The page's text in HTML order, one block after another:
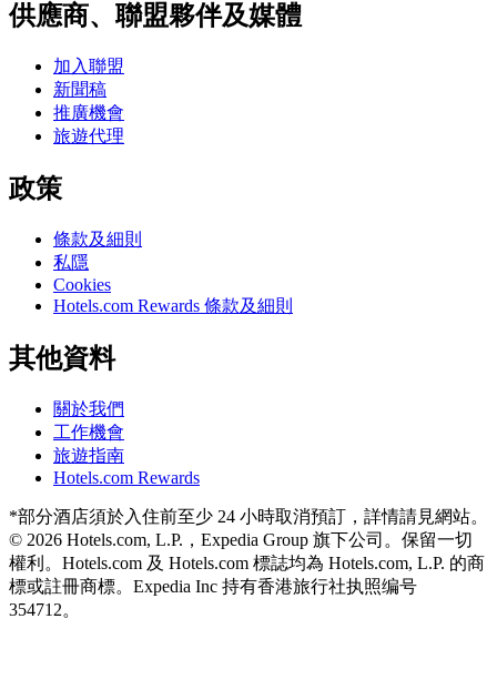
供應商、聯盟夥伴及媒體
加入聯盟
新聞稿
推廣機會
旅遊代理
政策
條款及細則
私隱
Cookies
Hotels.com Rewards 條款及細則
其他資料
關於我們
工作機會
旅遊指南
Hotels.com Rewards
*部分酒店須於入住前至少 24 小時取消預訂，詳情請見網站。
© 2026 Hotels.com, L.P.，Expedia Group 旗下公司。保留一切
權利。Hotels.com 及 Hotels.com 標誌均為 Hotels.com, L.P. 的商
標或註冊商標。 Expedia Inc 持有香港旅行社执照编号
354712。